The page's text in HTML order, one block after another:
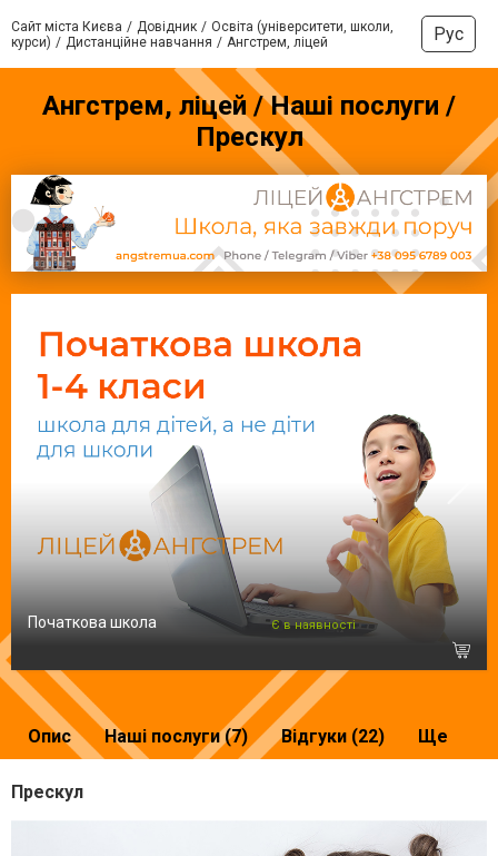
Сайт міста Києва Довідник
Освіта (університети, школи,
курси)
Дистанційне навчання Ангстрем, ліцей Рус
Ангстрем, ліцей / Наші послуги /
Прескул
Початкова школа Є в наявності
Опис Наші послуги (7) Відгуки (22) Ще
Прескул